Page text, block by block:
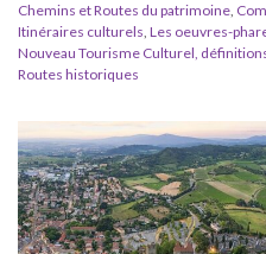
Chemins et Routes du patrimoine,
Itinéraires culturels, Les oeuvres-
Nouveau Tourisme Culturel,
Routes historiques